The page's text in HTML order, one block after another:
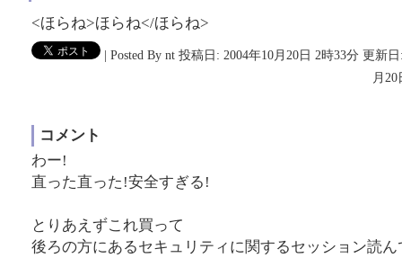
<ほらね>ほらね</ほらね>
| Posted By nt 投稿日: 2004年10月20日 2時33分 更新日
月
コメント
わー!
直った直った!安全すぎる!
とりあえずこれ買って
後ろの方にあるセキュリティに関するセッション読ん